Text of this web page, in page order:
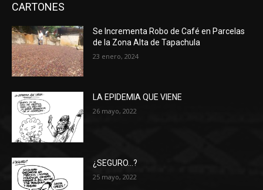
CARTONES
Se Incrementa Robo de Café en Parcelas
de la Zona Alta de Tapachula
23 enero, 2024
LA EPIDEMIA QUE VIENE
26 mayo, 2022
¿SEGURO…?
25 mayo, 2022